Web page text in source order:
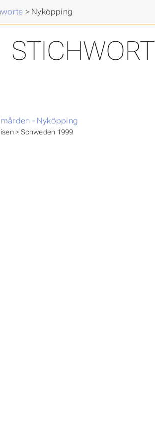
> Nyköpping
- Nyköpping
> Schweden 1999